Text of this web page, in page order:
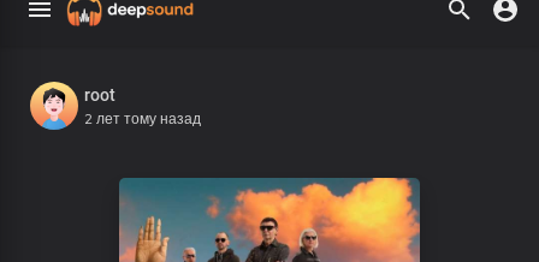
root
2 лет тому назад